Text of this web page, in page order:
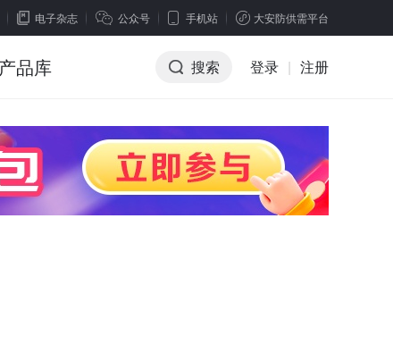
电子杂志 公众号 手机站 大安防供需平台
产品库 搜索 登录 | 注册